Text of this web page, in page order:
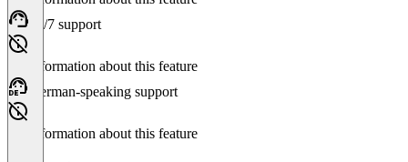
24/7 support
No information about this feature
German-speaking support
No information about this feature